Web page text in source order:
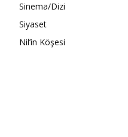
Sinema/Dizi
Siyaset
Nil’in Köşesi